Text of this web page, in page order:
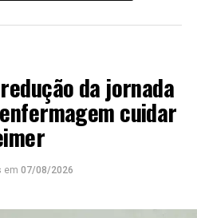
da jornada
cuidar
em 07/08/2026